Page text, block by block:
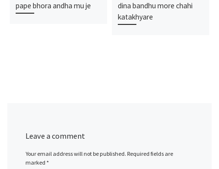
pape bhora andha mu je
dina bandhu more chahi
katakhyare
Leave a comment
Your email address will not be published. Required fields are
marked *